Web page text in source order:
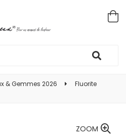
& Gemmes 2026
Fluorite
ZOOM